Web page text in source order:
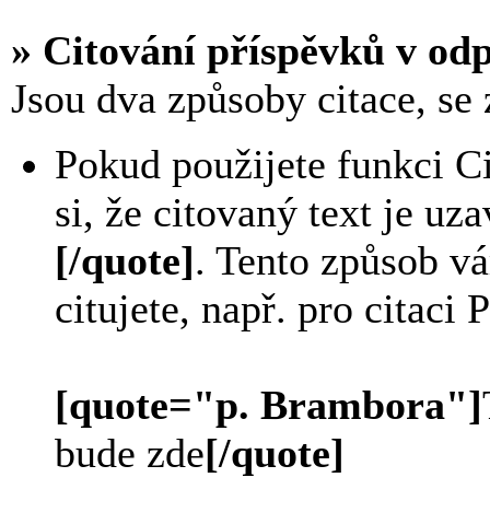
» Citování příspěvků v
Jsou dva způsoby citace,
Pokud použijete funkci
si, že citovaný text je
[/quote]. Tento způsob
citujete, např. pro citaci
[quote="p. Brambora"]
bude zde[/quote]